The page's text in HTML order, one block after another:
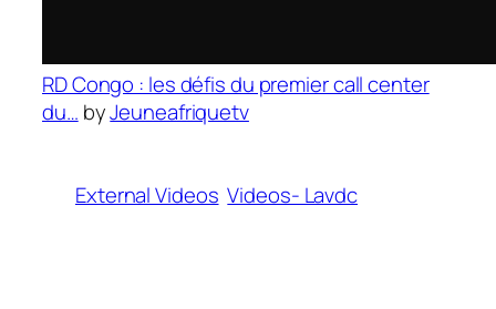
RD Congo : les défis du premier call center
du… byJeuneafriquetv
External Videos Videos- Lavdc